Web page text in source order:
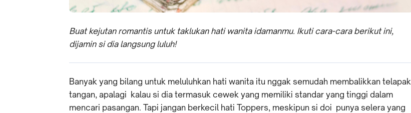
Buat kejutan romantis untuk taklukan hati wanita idamanmu. Ikuti cara-cara berikut ini,
dijamin si dia langsung luluh!
Banyak yang bilang untuk meluluhkan hati wanita itu nggak semudah membalikkan telapak
tangan, apalagi kalau si dia termasuk cewek yang memiliki standar yang tinggi dalam
mencari pasangan. Tapi jangan berkecil hati Toppers, meskipun si doi punya selera yang